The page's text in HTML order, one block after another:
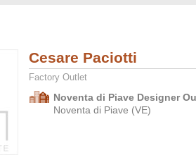
Cesare Paciotti
Factory Outlet
Noventa di Piave Designer
Noventa di Piave (VE)